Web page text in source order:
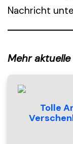
Nachricht
Mehr
Tolle